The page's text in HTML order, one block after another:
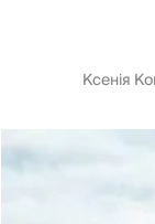
Ксенія